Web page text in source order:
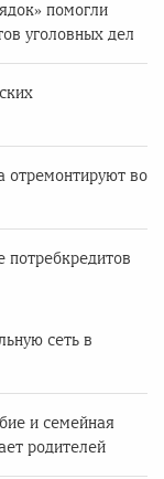
помогли
уголовных дел
отремонтируют во
сеть в
и семейная
родителей